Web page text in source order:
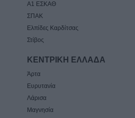
Α1 ΕΣΚΑΘ
ΣΠΑΚ
Ελπίδες Καρδίτσας
Στίβος
ΚΕΝΤΡΙΚΗ ΕΛΛΑΔΑ
Άρτα
Ευρυτανία
Λάρισα
Μαγνησία